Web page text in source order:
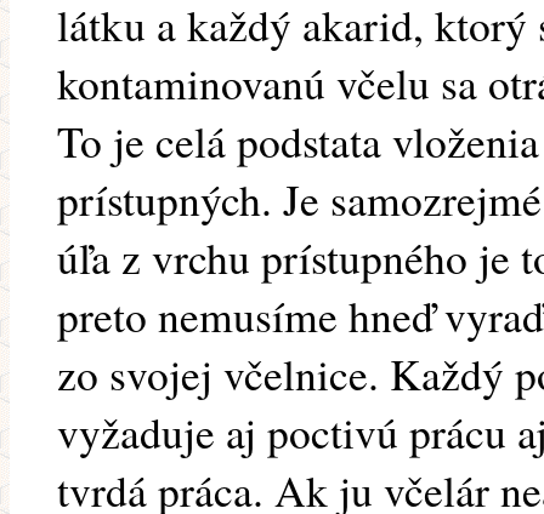
látku a každý akarid, ktorý
kontaminovanú včelu sa
To je celá podstata
prístupných. Je
úľa z vrchu prístupného je
preto nemusíme hneď
zo svojej včelnice. Každý
vyžaduje aj poctivú prácu
tvrdá práca. Ak ju včelár